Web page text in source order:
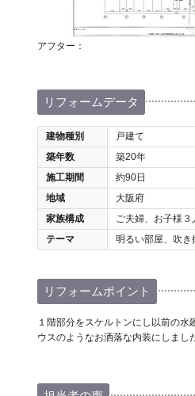
アフター：
リフォームデータ
建物種別
戸建て
築年数
築20年
施工期間
約90日
地域
大阪府
家族構成
ご夫婦、お子様３
テーマ
明るい部屋、吹き
リフォームポイント
１階部分をスケルトンにし以前の水
ウスのようなお洒落な内装にしまし